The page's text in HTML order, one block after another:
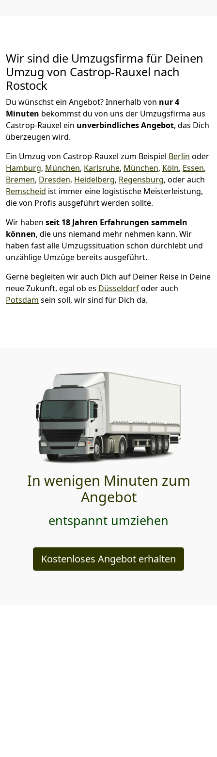
Wir sind die Umzugsfirma für Deinen
Umzug von Castrop-Rauxel nach
Rostock
Du wünschst ein Angebot? Innerhalb von nur 4
Minuten bekommst du von uns der Umzugsfirma aus
Castrop-Rauxel ein unverbindliches Angebot, das Dich
überzeugen wird.
Ein Umzug von Castrop-Rauxel zum Beispiel Berlin oder
Hamburg, München, Karlsruhe, München, Köln, Essen,
Bremen, Dresden, Heidelberg, Regensburg, oder auch
Remscheid ist immer eine logistische Meisterleistung,
die von Profis ausgeführt werden sollte.
Wir haben seit 18 Jahren Erfahrungen sammeln
können, die uns niemand mehr nehmen kann. Wir
haben fast alle Umzugssituation schon durchlebt und
unzählige Umzüge bereits ausgeführt.
Gerne begleiten wir auch Dich auf Deiner Reise in Deine
neue Zukunft, egal ob es Düsseldorfoder auch
Potsdam sein soll, wir sind für Dich da.
In wenigen Minuten zum
Angebot
entspannt umziehen
Kostenloses Angebot erhalten